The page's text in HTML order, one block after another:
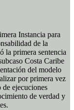
Instancia para
de la
la primera sentencia
Costa Caribe
del modelo
por primera vez
de ejecuciones
de verdad y